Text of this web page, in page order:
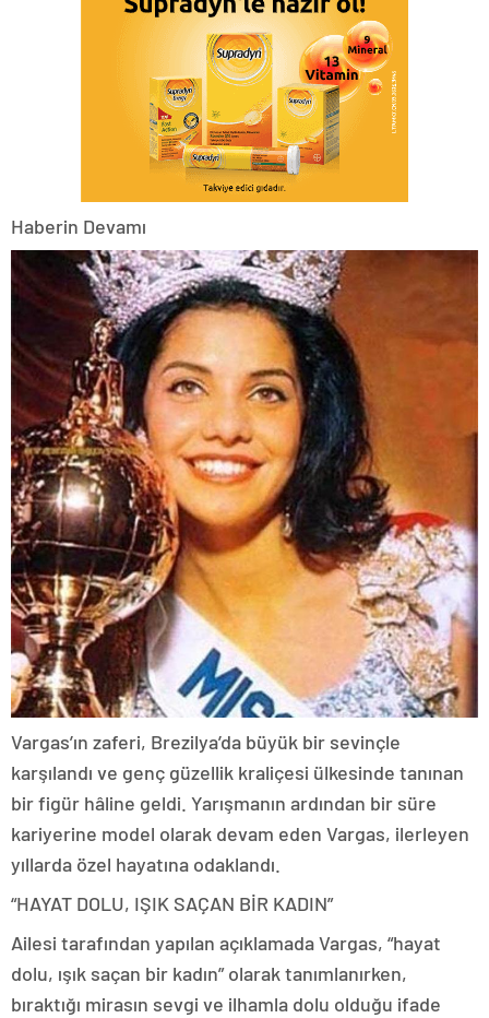
Haberin Devamı
Vargas’ın zaferi, Brezilya’da büyük bir sevinçle
karşılandı ve genç güzellik kraliçesi ülkesinde tanınan
bir figür hâline geldi. Yarışmanın ardından bir süre
kariyerine model olarak devam eden Vargas, ilerleyen
yıllarda özel hayatına odaklandı.
“HAYAT DOLU, IŞIK SAÇAN BİR KADIN”
Ailesi tarafından yapılan açıklamada Vargas, “hayat
dolu, ışık saçan bir kadın” olarak tanımlanırken,
bıraktığı mirasın sevgi ve ilhamla dolu olduğu ifade